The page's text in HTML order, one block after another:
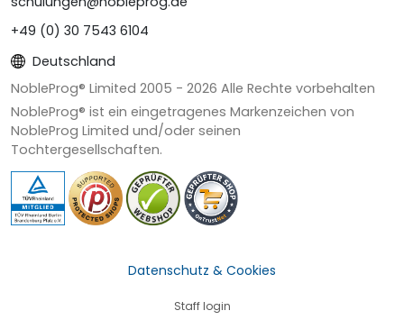
+49 (0) 30 7543 6104
Deutschland
NobleProg® Limited 2005 - 2026 Alle Rechte vorbehalten
NobleProg® ist ein eingetragenes Markenzeichen von
NobleProg Limited und/oder seinen
Tochtergesellschaften.
Datenschutz & Cookies
Staff login